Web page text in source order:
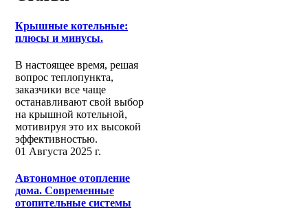
Крышные котельные:
плюсы и минусы.
В настоящее время, решая
вопрос теплопункта,
заказчики все чаще
останавливают свой выбор
на крышной котельной,
мотивируя это их высокой
эффективностью.
01 Августа 2025 г.
Автономное отопление
дома. Современные
отопительные системы